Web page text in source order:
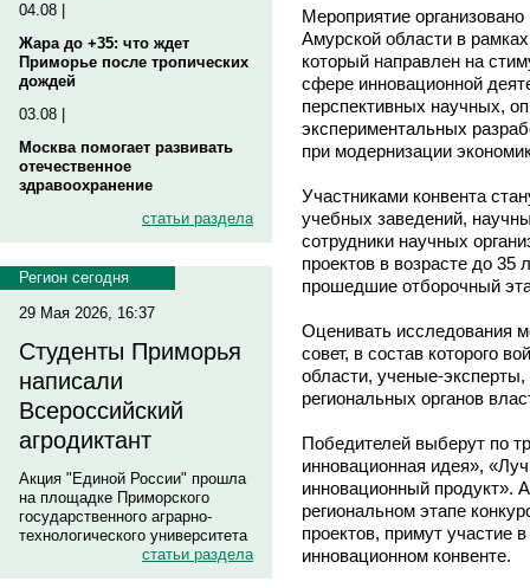
04.08 |
Жара до +35: что ждет
Приморье после тропических
дождей
03.08 |
Москва помогает развивать
отечественное
здравоохранение
статьи раздела
Регион сегодня
29 Мая 2026, 16:37
Студенты Приморья
написали
Всероссийский
агродиктант
Акция "Единой России" прошла
на площадке Приморского
государственного аграрно-
технологического университета
статьи раздела
Мероприятие
Амурской области в
который направлен на
сфере инновационной
перспективных научных,
экспериментальных
при модернизации
Участниками конвента
учебных заведений,
сотрудники научных
проектов в возрасте до 35
прошедшие отборочный
Оценивать исследования
совет, в состав которого
области, ученые-
региональных органов
Победителей выберут по
инновационная идея»,
инновационный продукт».
региональном этапе
проектов, примут участие
инновационном конвенте.